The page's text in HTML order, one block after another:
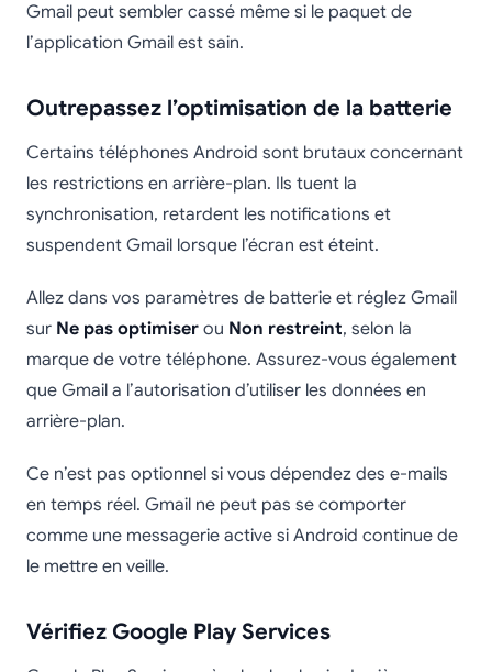
Gmail peut sembler cassé même si le paquet de
l’application Gmail est sain.
Outrepassez l’optimisation de la batterie
Certains téléphones Android sont brutaux concernant
les restrictions en arrière-plan. Ils tuent la
synchronisation, retardent les notifications et
suspendent Gmail lorsque l’écran est éteint.
Allez dans vos paramètres de batterie et réglez Gmail
sur Ne pas optimiser ou Non restreint, selon la
marque de votre téléphone. Assurez-vous également
que Gmail a l’autorisation d’utiliser les données en
arrière-plan.
Ce n’est pas optionnel si vous dépendez des e-mails
en temps réel. Gmail ne peut pas se comporter
comme une messagerie active si Android continue de
le mettre en veille.
Vérifiez Google Play Services